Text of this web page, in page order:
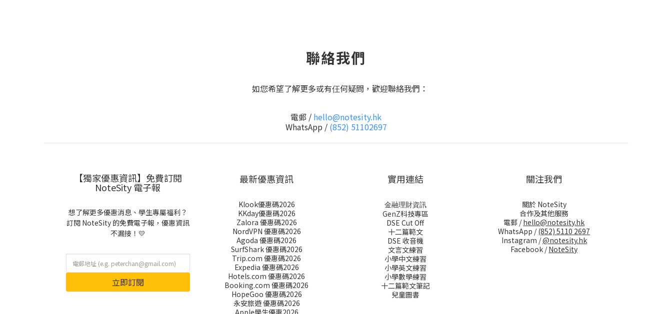
聯絡我們
如您希望了解更多或有仼何疑問，歡迎聯絡我們：
電郵 / hello@notesity.hk
WhatsApp / (852) 51102697
【獨家優惠資訊】免費訂閱
NoteSity 電子報
想了解更多優惠消息、學生專屬福利？
訂閱 NoteSity 的免費電子報，優惠資訊
不漏接！💛
立即訂閱
最新優惠資訊
Klook優惠碼2026
KKday優惠碼2026
Zalora 優惠碼2026
NordVPN 優惠碼2026
Agoda 優惠碼2026
SurfShark 優惠碼2026
Trip.com 優惠碼2026
Expedia 優惠碼2026
Hotels.com 優惠碼2026
Booking.com 優惠碼2026
HopeGoo 優惠碼2026
永安旅遊 優惠碼2026
Apple學生優惠2026
實用連結
金融理財資訊
GenZ科技專區
DSE Cut Off
十二篇範文
DSE 收音機
文言文練習
小學中文練習
小學英文練習
小學數學練習
十二篇範文筆記
兒童圖書
關注我們
關於 NoteSity
合作及其他服務
電郵 /hello@notesity.hk
WhatsApp /(852) 5110 2697
Instagram /@notesity.hk
Facebook /NoteSity